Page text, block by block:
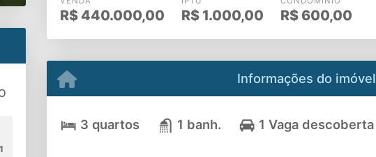
R$ 440.000,00 R$ 1.000,00 R$ 600,00
Informações do imóvel
3 quartos 1 banh. 1 Vaga descoberta
1